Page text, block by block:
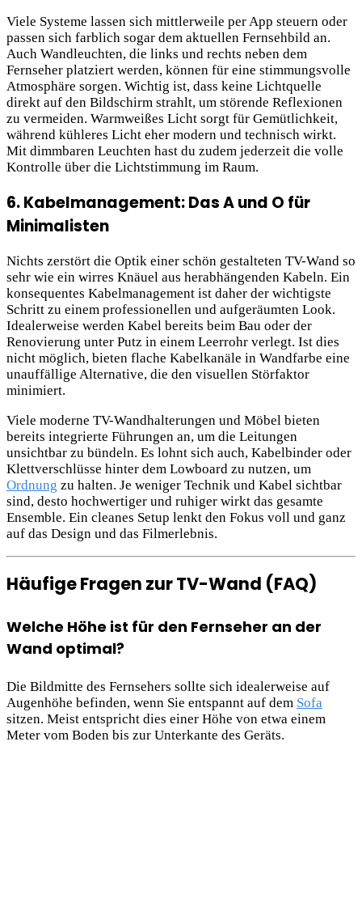
Viele Systeme lassen sich mittlerweile per App steuern oder
passen sich farblich sogar dem aktuellen Fernsehbild an.
Auch Wandleuchten, die links und rechts neben dem
Fernseher platziert werden, können für eine stimmungsvolle
Atmosphäre sorgen. Wichtig ist, dass keine Lichtquelle
direkt auf den Bildschirm strahlt, um störende Reflexionen
zu vermeiden. Warmweißes Licht sorgt für Gemütlichkeit,
während kühleres Licht eher modern und technisch wirkt.
Mit dimmbaren Leuchten hast du zudem jederzeit die volle
Kontrolle über die Lichtstimmung im Raum.
6. Kabelmanagement: Das A und O für
Minimalisten
Nichts zerstört die Optik einer schön gestalteten TV-Wand so
sehr wie ein wirres Knäuel aus herabhängenden Kabeln. Ein
konsequentes Kabelmanagement ist daher der wichtigste
Schritt zu einem professionellen und aufgeräumten Look.
Idealerweise werden Kabel bereits beim Bau oder der
Renovierung unter Putz in einem Leerrohr verlegt. Ist dies
nicht möglich, bieten flache Kabelkanäle in Wandfarbe eine
unauffällige Alternative, die den visuellen Störfaktor
minimiert.
Viele moderne TV-Wandhalterungen und Möbel bieten
bereits integrierte Führungen an, um die Leitungen
unsichtbar zu bündeln. Es lohnt sich auch, Kabelbinder oder
Klettverschlüsse hinter dem Lowboard zu nutzen, um
Ordnung zu halten. Je weniger Technik und Kabel sichtbar
sind, desto hochwertiger und ruhiger wirkt das gesamte
Ensemble. Ein cleanes Setup lenkt den Fokus voll und ganz
auf das Design und das Filmerlebnis.
Häufige Fragen zur TV-Wand (FAQ)
Welche Höhe ist für den Fernseher an der
Wand optimal?
Die Bildmitte des Fernsehers sollte sich idealerweise auf
Augenhöhe befinden, wenn Sie entspannt auf dem Sofa
sitzen. Meist entspricht dies einer Höhe von etwa einem
Meter vom Boden bis zur Unterkante des Geräts.